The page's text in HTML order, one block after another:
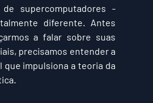
de supercomputadores -
diferente. Antes
a falar sobre suas
precisamos entender a
impulsiona a teoria da